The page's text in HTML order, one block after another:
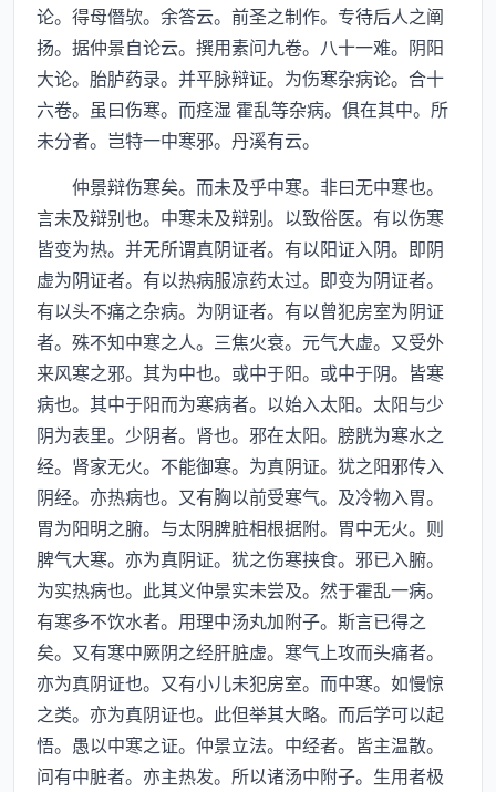
论。得母僭欤。余答云。前圣之制作。专待后人之阐
扬。据仲景自论云。撰用素问九卷。八十一难。阴阳
大论。胎胪药录。并平脉辩证。为伤寒杂病论。合十
六卷。虽曰伤寒。而痉湿 霍乱等杂病。俱在其中。所
未分者。岂特一中寒邪。丹溪有云。
仲景辩伤寒矣。而未及乎中寒。非曰无中寒也。
言未及辩别也。中寒未及辩别。以致俗医。有以伤寒
皆变为热。并无所谓真阴证者。有以阳证入阴。即阴
虚为阴证者。有以热病服凉药太过。即变为阴证者。
有以头不痛之杂病。为阴证者。有以曾犯房室为阴证
者。殊不知中寒之人。三焦火衰。元气大虚。又受外
来风寒之邪。其为中也。或中于阳。或中于阴。皆寒
病也。其中于阳而为寒病者。以始入太阳。太阳与少
阴为表里。少阴者。肾也。邪在太阳。膀胱为寒水之
经。肾家无火。不能御寒。为真阴证。犹之阳邪传入
阴经。亦热病也。又有胸以前受寒气。及冷物入胃。
胃为阳明之腑。与太阴脾脏相根据附。胃中无火。则
脾气大寒。亦为真阴证。犹之伤寒挟食。邪已入腑。
为实热病也。此其义仲景实未尝及。然于霍乱一病。
有寒多不饮水者。用理中汤丸加附子。斯言已得之
矣。又有寒中厥阴之经肝脏虚。寒气上攻而头痛者。
亦为真阴证也。又有小儿未犯房室。而中寒。如慢惊
之类。亦为真阴证也。此但举其大略。而后学可以起
悟。愚以中寒之证。仲景立法。中经者。皆主温散。
问有中脏者。亦主热发。所以诸汤中附子。生用者极